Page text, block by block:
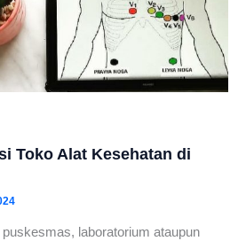
Toko Alat Kesehatan di
laboratorium ataupun